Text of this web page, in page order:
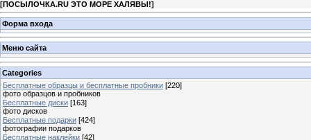
[ПОСЫЛОЧКА.RU ЭТО МОРЕ ХАЛЯВЫ!]
Форма входа
Меню сайта
Categories
Бесплатные образцы и бесплатные пробники [220]
фото образцов и пробников
Бесплатные диски [163]
фото дисков
Бесплатные подарки [424]
фотографии подарков
Бесплатные наклейки [42]